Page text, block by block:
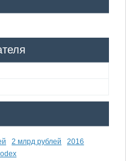
2 млрд рублей
2016